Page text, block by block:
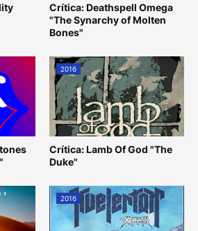
Crítica: Deathspell Omega
"The Synarchy of Molten
Bones"
2016
Crítica: Lamb Of God "The
Duke"
2016